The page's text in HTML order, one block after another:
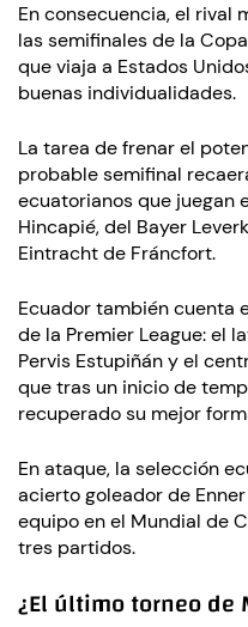
En consecuencia, el rival
las semifinales de la
que viaja a Estados
buenas individualidades.
La tarea de frenar el
probable semifinal
ecuatorianos que juegan
Hincapié, del Bayer
Eintracht de Fráncfort.
Ecuador también cuenta
de la Premier League: el
Pervis Estupiñán y el
que tras un inicio de
recuperado su mejor
En ataque, la selección
acierto goleador de
equipo en el Mundial de
tres partidos.
¿El último torneo de